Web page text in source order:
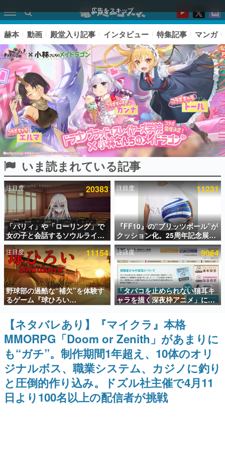
広告をスキップ
ピックアップ
電ファミのいま読まれている記事ランキング
アプリセール情報
インタビュー
連載・特集一覧
殿堂入り記事
SNS拡散数が数千以上！ ページビュー数万以上！ などな
ど。多くの人々に読まれた、電ファミ渾身の“殿堂入り”記
事をまとめました。
ゲームの企画書
名作ゲームクリエイターの方々に製作時のエピソードをお
聞きし、ヒットする企画（ゲーム）とは何か？を探ってい
きます。
赫本
この物語を解いてはいけない。『赫本』は、〈試験問題〉
の形をした短編ホラー小説集です。
新世代に訊く
赫本 動画 殿堂入り記事 インタビュー 特集記事 マンガ
いま読まれている記事
注目度 20383
「パリィ」や「ローリング」で
女の子と会話するソウルライク
恋愛ゲーム『小早川さんはソウ
ルライク』無料公開。返事に失
敗すると「YOU DIED」
注目度 11231
『FF10』の“ブリッツボール”が
クッション化。25周年記念展
「FINAL FANTASY X
MUSEUM-幻光の記憶-」のグッ
ズ情報が一部公開
注目度 11154
野球部の過酷な“補欠”を体験す
るゲーム『球ひろい
Simulator』が「1件」のウィッ
シュリストをもとにチェコ語に
対応しSNSで話題に。『キング
ダム・カム』開発元やチェコの
プロ野球選手から称賛の声
注目度 9064
「タバコを止められない猫耳キ
ャラを描く深夜枠アニメ」に視
聴者の一部から批判意見。違法
薬物の使用と思しき描写も含め
て、BPOが議論を交わす
【ネタバレあり】『マイクラ』本格
MMORPG「Doom or Zenith」があまりに
も“ガチ”。制作期間1年超え、10体のオリ
ジナルボス、職業システム、カジノに釣り
と圧倒的作り込み。ドズル社主催で4月11
日より100名以上の配信者が挑戦